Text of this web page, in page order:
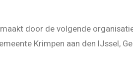
door de volgende
Krimpen aan den IJssel,